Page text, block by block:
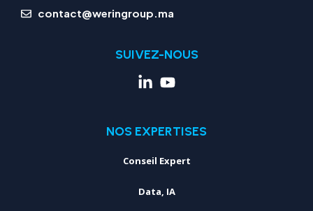
contact@weringroup.ma
SUIVEZ-NOUS
NOS EXPERTISES
Conseil Expert
Data, IA